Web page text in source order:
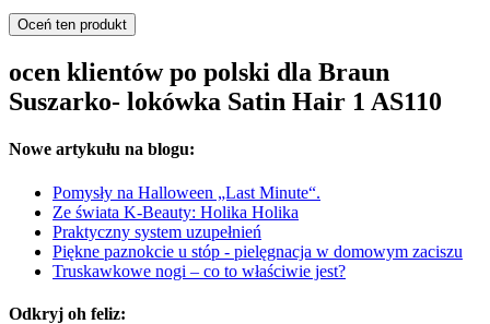
Oceń ten produkt
ocen klientów po polski dla Braun
Suszarko- lokówka Satin Hair 1 AS110
Nowe artykułu na blogu:
Pomysły na Halloween „Last Minute“.
Ze świata K-Beauty: Holika Holika
Praktyczny system uzupełnień
Piękne paznokcie u stóp - pielęgnacja w domowym zaciszu
Truskawkowe nogi – co to właściwie jest?
Odkryj oh feliz: